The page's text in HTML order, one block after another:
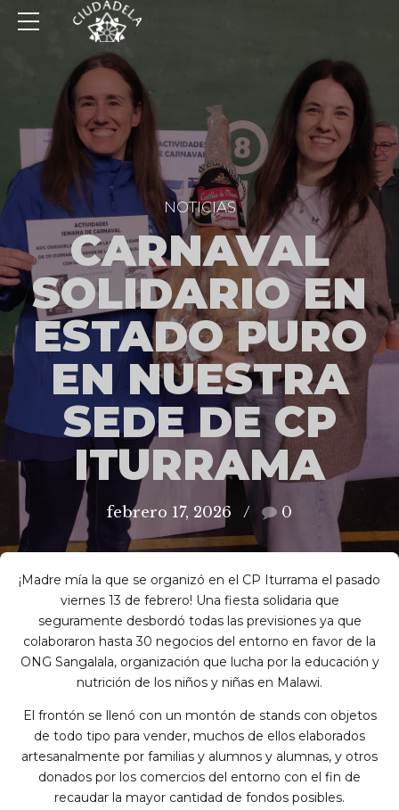
NOTICIAS
CARNAVAL
SOLIDARIO EN
ESTADO PURO
EN NUESTRA
SEDE DE CP
ITURRAMA
febrero 17, 2026 0
¡Madre mía la que se organizó en el CP Iturrama el pasado
viernes 13 de febrero! Una fiesta solidaria que
seguramente desbordó todas las previsiones ya que
colaboraron hasta 30 negocios del entorno en favor de la
ONG Sangalala, organización que lucha por la educación y
nutrición de los niños y niñas en Malawi.
El frontón se llenó con un montón de stands con objetos
de todo tipo para vender, muchos de ellos elaborados
artesanalmente por familias y alumnos y alumnas, y otros
donados por los comercios del entorno con el fin de
recaudar la mayor cantidad de fondos posibles.